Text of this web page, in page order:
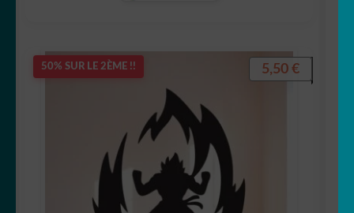
50% SUR LE 2ÈME !! 5,50 €